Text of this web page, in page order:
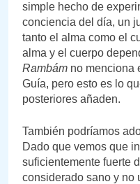
simple hecho de
conciencia del día, un
tanto el alma como el
alma y el cuerpo
Rambám no menciona
Guía, pero esto es lo
posteriores añaden.
También podríamos
Dado que vemos que
suficientemente fuerte
considerado sano y no